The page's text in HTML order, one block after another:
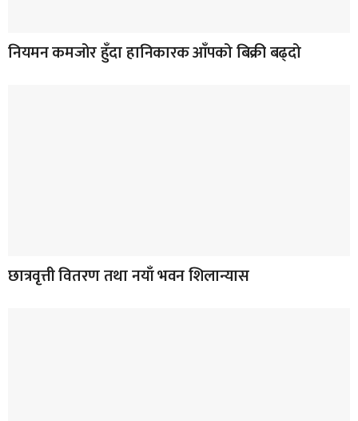
नियमन कमजोर हुँदा हानिकारक आँपको बिक्री बढ्दो
छात्रवृत्ती वितरण तथा नयाँ भवन शिलान्यास